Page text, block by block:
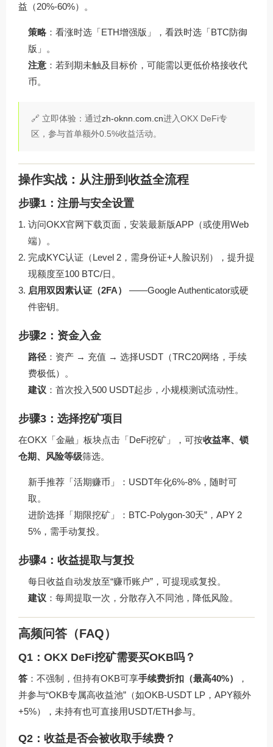
益（20%-60%）。
策略 ：看涨时选「ETH增强版」，看跌时选「BTC防御
版」。
注意 ：若到期未触及目标价，可能需以更低价格接收代
币。
🔗 立即体验：通过zh-oknn.com.cn进入OKX DeFi专
区，参与首单额外0.5%收益活动。
操作实战：从注册到收益全流程
步骤1：注册与安全设置
访问OKX官网下载页面，安装最新版APP（或使用Web
端）。
完成KYC认证（Level 2，需身份证+人脸识别），提升提
现额度至100 BTC/日。
启用双因素认证（2FA）
——Google Authenticator或硬
件密钥。
步骤2：资金入金
路径 ：资产 → 充值 → 选择USDT（TRC20网络，手续
费极低）。
建议 ：首次投入500 USDT起步，小规模测试流动性。
步骤3：选择挖矿项目
在OKX「金融」板块点击「DeFi挖矿」，可按收益率、锁
仓期、风险等级筛选。
新手推荐「活期赚币」：USDT年化6%-8%，随时可
取。
进阶选择「期限挖矿」：BTC-Polygon-30天”，APY 2
5%，需手动复投。
步骤4：收益提取与复投
每日收益自动发放至“赚币账户”，可提现或复投。
建议 ：每周提取一次，分散存入不同池，降低风险。
高频问答（FAQ）
Q1：OKX DeFi挖矿需要买OKB吗？
答 ：不强制，但持有OKB可享手续费折扣（最高40%）
，
并参与“OKB专属高收益池”（如OKB-USDT LP，APY额外
+5%），未持有也可直接用USDT/ETH参与。
Q2：收益是否会被收取手续费？